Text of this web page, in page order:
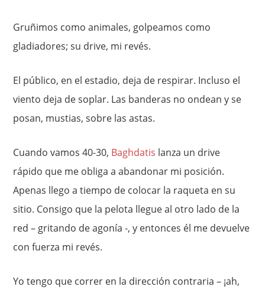
Gruñimos como animales, golpeamos como
gladiadores; su drive, mi revés.
El público, en el estadio, deja de respirar. Incluso el
viento deja de soplar. Las banderas no ondean y se
posan, mustias, sobre las astas.
Cuando vamos 40-30, Baghdatis lanza un drive
rápido que me obliga a abandonar mi posición.
Apenas llego a tiempo de colocar la raqueta en su
sitio. Consigo que la pelota llegue al otro lado de la
red – gritando de agonía -, y entonces él me devuelve
con fuerza mi revés.
Yo tengo que correr en la dirección contraria – ¡ah,